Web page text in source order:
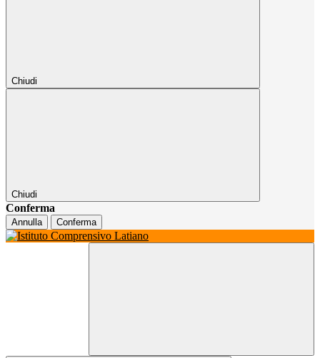
Chiudi
Chiudi
Conferma
Annulla Conferma